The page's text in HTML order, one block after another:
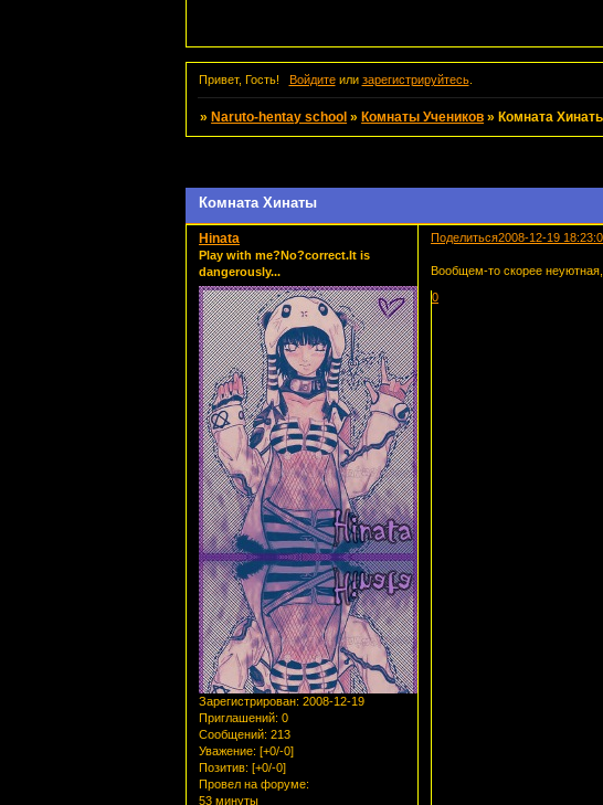
Привет, Гость! Войдитеили зарегистрируйтесь.
» Naruto-hentay school » Комнаты Учеников » Комната
Комната Хинаты
Поделиться2008-12-19
Hinata
Play with me?No?correct.It is
dangerously...
Зарегистрирован: 2008-12-19
Приглашений: 0
Сообщений: 213
Уважение: [+0/-0]
Позитив: [+0/-0]
Провел на форуме:
53 минуты
Вообщем-то скорее
0